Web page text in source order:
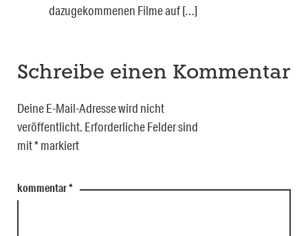
dazugekommenen Filme auf […]
Schreibe einen Kommentar
Deine E-Mail-Adresse wird nicht
veröffentlicht. Erforderliche Felder sind
mit*markiert
kommentar*